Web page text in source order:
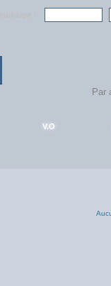
V.O